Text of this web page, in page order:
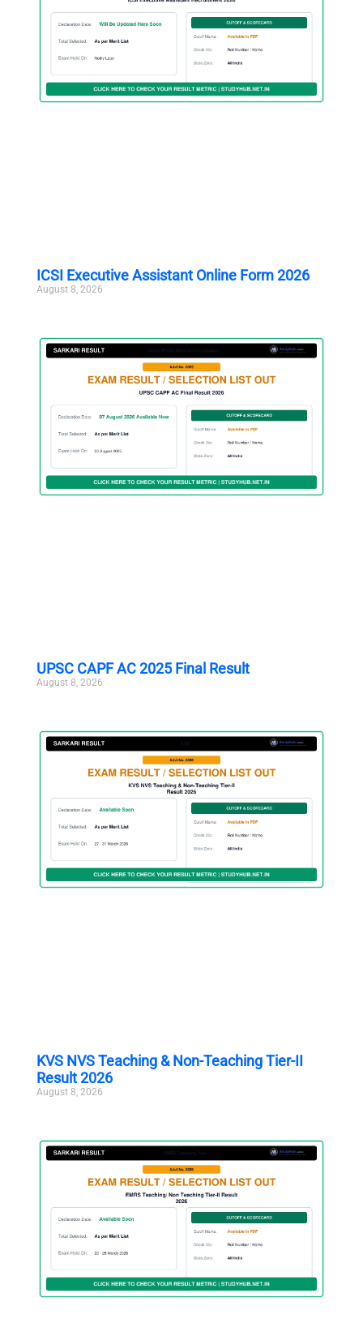
ICSI Executive Assistant Online Form 2026
August 8, 2026
UPSC CAPF AC 2025 Final Result
August 8, 2026
KVS NVS Teaching & Non-Teaching Tier-II
Result 2026
August 8, 2026